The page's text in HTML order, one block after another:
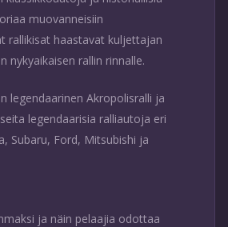
muovanneisiin
rallikisat haastavat kuljettajan
rallin rinnalle.
legendaarinen Akropolisralli ja
legendaarisia ralliautoja eri
Subaru, Ford, Mitsubishi ja
ja näin pelaajia odottaa